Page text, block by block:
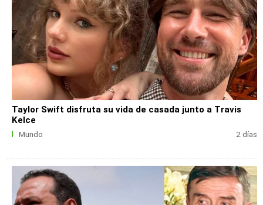
Taylor Swift disfruta su vida de casada junto a Travis
Kelce
Mundo 2 días